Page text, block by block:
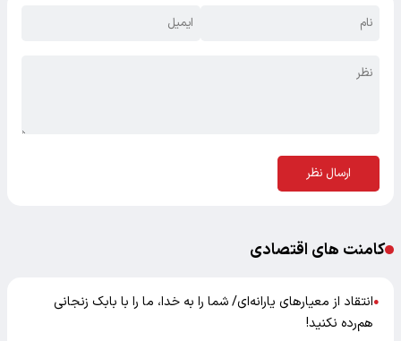
ارسال نظر
کامنت های اقتصادی
●انتقاد از معیارهای یارانه‌ای/ شما را به خدا، ما را با بابک زنجانی
هم‌رده نکنید!